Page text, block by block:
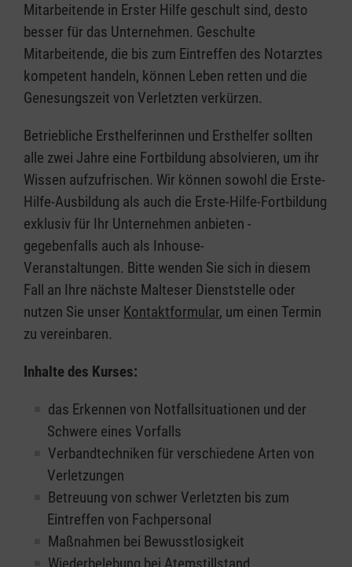
Mitarbeitende in Erster Hilfe geschult sind, desto
besser für das Unternehmen. Geschulte
Mitarbeitende, die bis zum Eintreffen des Notarztes
kompetent handeln, können Leben retten und die
Genesungszeit von Verletzten verkürzen.
Betriebliche Ersthelferinnen und Ersthelfer sollten
alle zwei Jahre eine Fortbildung absolvieren, um ihr
Wissen aufzufrischen. Wir können sowohl die Erste-
Hilfe-Ausbildung als auch die Erste-Hilfe-Fortbildung
exklusiv für Ihr Unternehmen anbieten -
gegebenfalls auch als Inhouse-
Veranstaltungen. Bitte wenden Sie sich in diesem
Fall an Ihre nächste Malteser Dienststelle oder
nutzen Sie unser Kontaktformular, um einen Termin
zu vereinbaren.
Inhalte des Kurses:
das Erkennen von Notfallsituationen und der
Schwere eines Vorfalls
Verbandtechniken für verschiedene Arten von
Verletzungen
Betreuung von schwer Verletzten bis zum
Eintreffen von Fachpersonal
Maßnahmen bei Bewusstlosigkeit